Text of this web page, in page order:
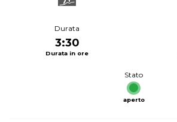
Durata
3:30
Durata in ore
Stato
aperto